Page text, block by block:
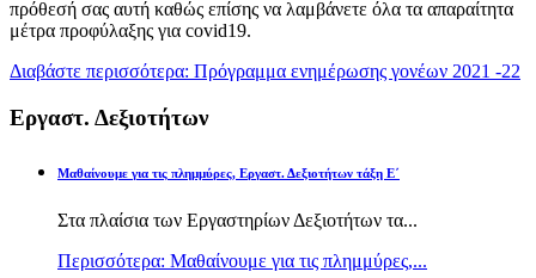
πρόθεσή σας αυτή καθώς επίσης να λαμβάνετε όλα τα απαραίτητα
μέτρα προφύλαξης για covid19.
Διαβάστε περισσότερα: Πρόγραμμα ενημέρωσης γονέων 2021 -22
Εργαστ. Δεξιοτήτων
Μαθαίνουμε για τις πλημμύρες, Εργαστ. Δεξιοτήτων τάξη Ε΄
Στα πλαίσια των Εργαστηρίων Δεξιοτήτων τα...
Περισσότερα: Μαθαίνουμε για τις πλημμύρες,...